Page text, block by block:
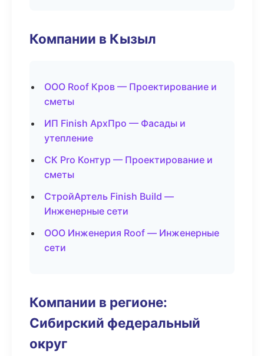
Компании в Кызыл
ООО Roof Кров — Проектирование и
сметы
ИП Finish АрхПро — Фасады и
утепление
СК Pro Контур — Проектирование и
сметы
СтройАртель Finish Build —
Инженерные сети
ООО Инженерия Roof — Инженерные
сети
Компании в регионе:
Сибирский федеральный
округ